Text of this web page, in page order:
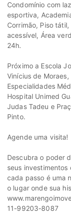
Condomínio com
esportiva,
Corrimão, Piso
acessível, Área
24h.
Próximo a Escola
Vinícius de Moraes,
Especialidades
Hospital Unimed
Judas Tadeu e
Pinto.
Agende uma visita!
Descubra o poder
seus
cada passo é uma
o lugar onde sua
11-99203-8087